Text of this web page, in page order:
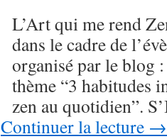
L’Art qui me rend
dans le cadre de
organisé par le blog
thème “3 habitudes
zen au quotidien”.
Continuer la lecture →